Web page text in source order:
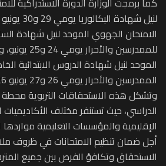
الامتحان الجهوي الموحد لنيل شهادة
للممدرسين
الموحد لنيل شهادة الدروس الابتدائية
الممدرسين والأحرار يومي 26 و27 يونيو 2026.
وتشكل هذه الاستحقاقات التربوية
الدراسي، حيث تستنفر مختلف
الإقليمية والمؤسسات التعليمية
أجل ضمان تنظيم الامتحانات في ظروف
الاستحقاق وتكافؤ الفرص بين جميع